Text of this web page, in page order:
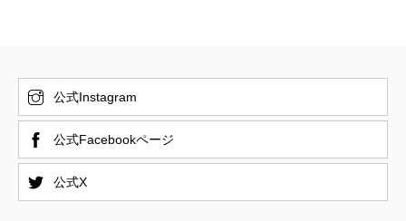
公式Instagram
公式Facebookページ
公式X